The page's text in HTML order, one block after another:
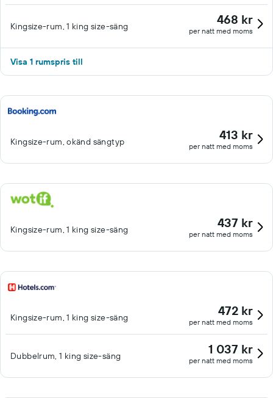
Kingsize-rum, 1 king size-säng 468 kr
per natt med moms
Visa 1 rumspris till
Kingsize-rum, okänd sängtyp 413 kr
per natt med moms
Kingsize-rum, 1 king size-säng 437 kr
per natt med moms
Kingsize-rum, 1 king size-säng 472 kr
per natt med moms
Dubbelrum, 1 king size-säng 1 037 kr
per natt med moms